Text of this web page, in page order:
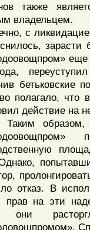
также
владельцем.
с
бетьковские
полагало, что
действие на
образом, за
отказ. В
прав на эти
они